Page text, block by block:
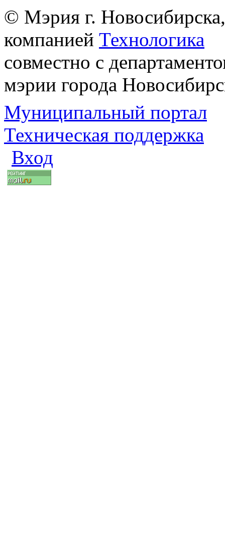
© Мэрия г.
компанией Технологика
совместно с
мэрии города
Муниципальный портал
Техническая поддержка
Вход